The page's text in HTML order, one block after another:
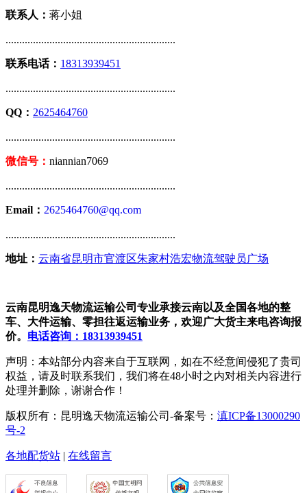
联系人： 蒋小姐
..............................................................
联系电话： 18313939451
..............................................................
QQ： 2625464760
..............................................................
微信号： niannian7069
..............................................................
Email： 2625464760@qq.com
..............................................................
地址： 云南省昆明市官渡区朱家村浩宏物流驾驶员广场
云南昆明逸天物流运输公司专业承接云南以及全国各地的整
车、大件运输、零担往返运输业务，欢迎广大货主来电咨询报
价。 电话咨询：18313939451
声明：本站部分内容来自于互联网，如在不经意间侵犯了贵司
权益，请及时联系我们，我们将在48小时之内对相关内容进行
处理并删除，谢谢合作！
版权所有：昆明逸天物流运输公司-备案号： 滇ICP备13000290
号-2
各地配货站 | 在线留言